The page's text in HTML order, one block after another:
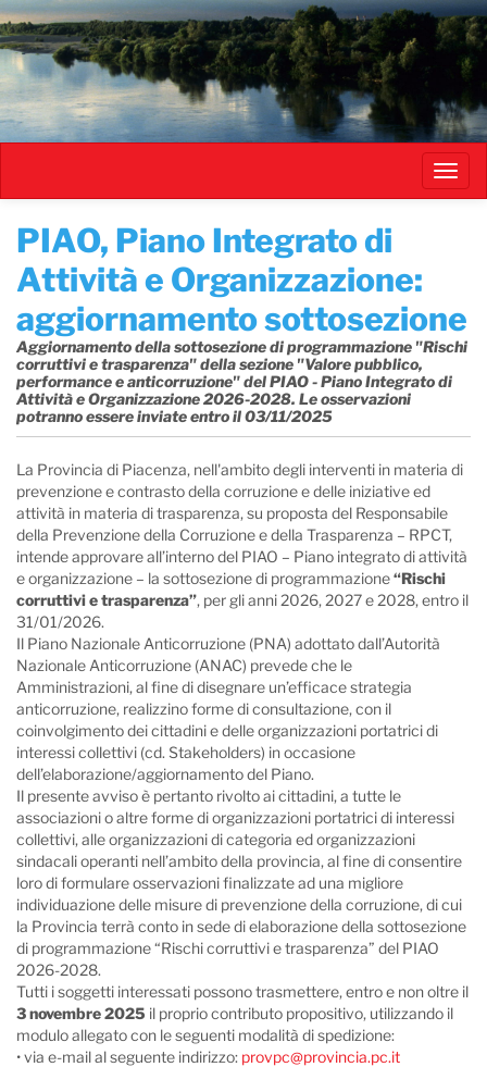
Salta
al
contenuto
principale
PIAO, Piano Integrato di
Attività e Organizzazione:
aggiornamento sottosezione
Aggiornamento della sottosezione di programmazione "Rischi
corruttivi e trasparenza" della sezione "Valore pubblico,
performance e anticorruzione" del PIAO - Piano Integrato di
Attività e Organizzazione 2026-2028. Le osservazioni
potranno essere inviate entro il 03/11/2025
La Provincia di Piacenza, nell'ambito degli interventi in materia di
prevenzione e contrasto della corruzione e delle iniziative ed
attività in materia di trasparenza, su proposta del Responsabile
della Prevenzione della Corruzione e della Trasparenza – RPCT,
intende approvare all’interno del PIAO – Piano integrato di attività
e organizzazione – la sottosezione di programmazione“Rischi
corruttivi e trasparenza”, per gli anni 2026, 2027 e 2028, entro il
31/01/2026.
Il Piano Nazionale Anticorruzione (PNA) adottato dall’Autorità
Nazionale Anticorruzione (ANAC) prevede che le
Amministrazioni, al fine di disegnare un’efficace strategia
anticorruzione, realizzino forme di consultazione, con il
coinvolgimento dei cittadini e delle organizzazioni portatrici di
interessi collettivi (cd. Stakeholders) in occasione
dell’elaborazione/aggiornamento del Piano.
Il presente avviso è pertanto rivolto ai cittadini, a tutte le
associazioni o altre forme di organizzazioni portatrici di interessi
collettivi, alle organizzazioni di categoria ed organizzazioni
sindacali operanti nell’ambito della provincia, al fine di consentire
loro di formulare osservazioni finalizzate ad una migliore
individuazione delle misure di prevenzione della corruzione, di cui
la Provincia terrà conto in sede di elaborazione della sottosezione
di programmazione “Rischi corruttivi e trasparenza” del PIAO
2026-2028.
Tutti i soggetti interessati possono trasmettere, entro e non oltre il
3 novembre 2025 il proprio contributo propositivo, utilizzando il
modulo allegato con le seguenti modalità di spedizione:
•via e-mail al seguente indirizzo: provpc@provincia.pc.it